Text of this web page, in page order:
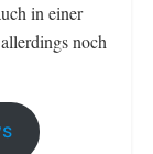
in einer
noch